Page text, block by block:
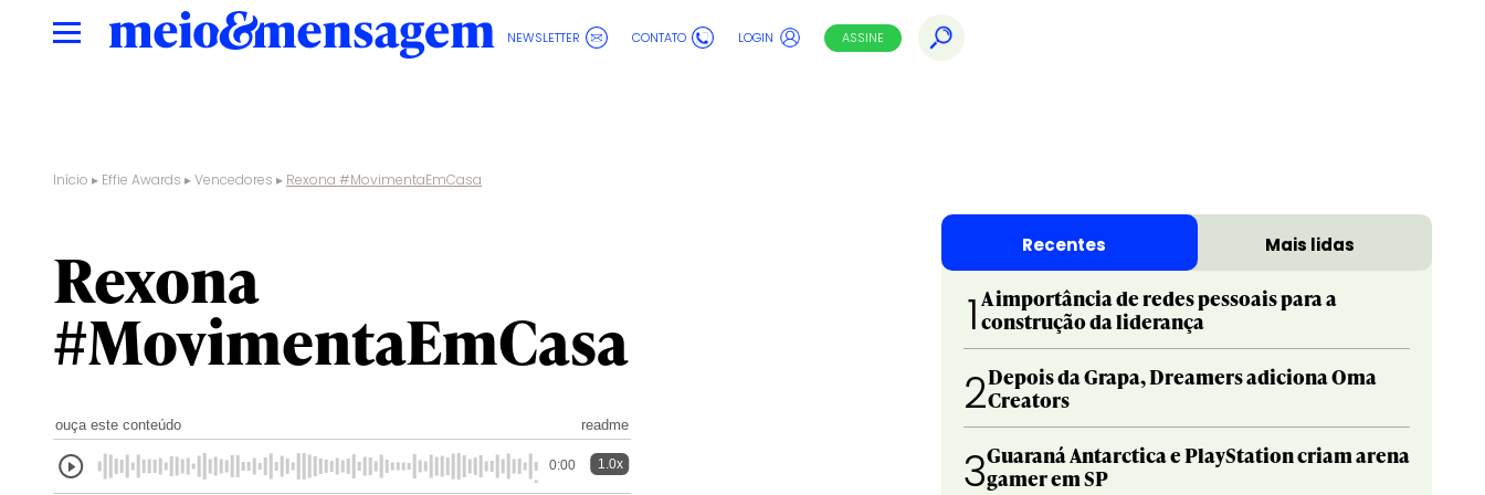
NEWSLETTER CONTATO LOGIN ASSINE
Início ▸ Effie Awards ▸Vencedores ▸ Rexona #MovimentaEmCasa
Rexona
#MovimentaEmCasa
ouça este conteúdo readme
0:00 1.0x
Recentes Mais lidas
1 A importância de redes pessoais para a
construção da liderança
2Depois da Grapa, Dreamers adiciona Oma
Creators
3Guaraná Antarctica e PlayStation criam arena
gamer em SP